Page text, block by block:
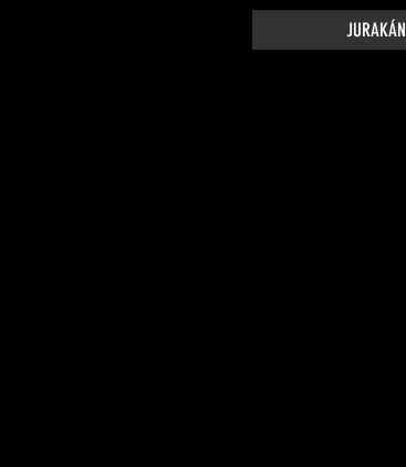
JURAKÁN